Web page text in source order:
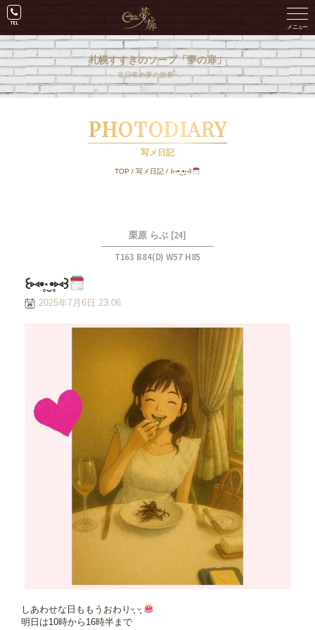
札幌すすきのソープ「夢の扉」
非日常の夢の世界へ･･･。
PHOTODIARY
写メ日記
TOP /写メ日記 / ꒰⑅•̥·̮•̥⑅꒱
栗原 らぶ [24]
T163 B84(D) W57 H85
꒰⑅•̥·̮•̥⑅꒱
2025年7月6日 23:06
しあわせな日ももうおわりᵕ̩̩ ᵕ̩̩
明日は10時から16時半まで